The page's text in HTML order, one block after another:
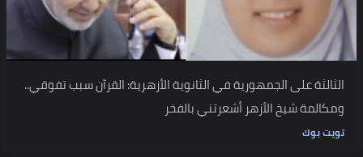
الثالثة على الجمهورية في الثانوية الأزهرية: القرآن سبب تفوقي..
ومكالمة شيخ الأزهر أشعرتني بالفخر
تويت بوك